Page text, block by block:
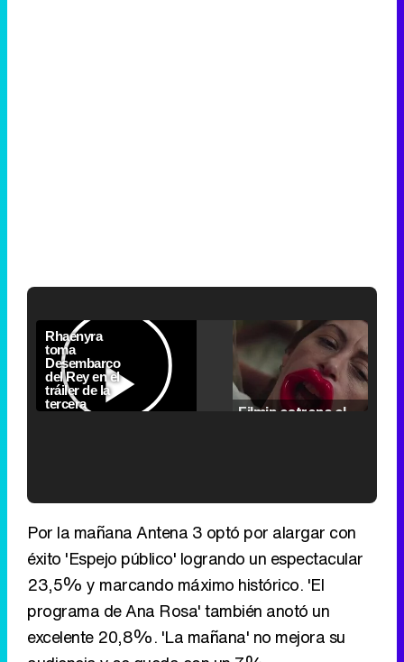
Pause
Seek
forward
Unmute Current
/ Duration
2:24
Loaded:
5.31%
Remaining
2:24
Picture-
Por la mañana Antena 3 optó por alargar con
éxito 'Espejo público' logrando un espectacular
23,5% y marcando máximo histórico. 'El
programa de Ana Rosa' también anotó un
excelente 20,8%. 'La mañana' no mejora su